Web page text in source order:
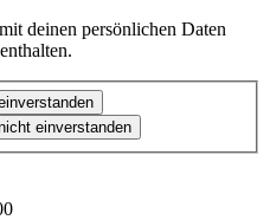
deinen persönlichen Daten